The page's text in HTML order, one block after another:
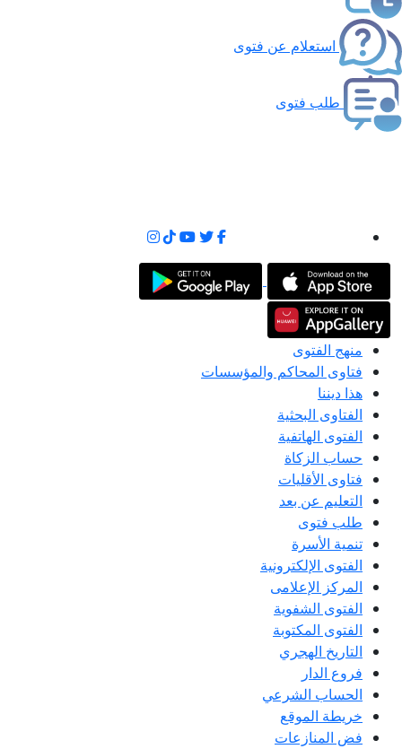
استعلام عن فتوى
طلب فتوى
منهج الفتوى
فتاوى المحاكم والمؤسسات
هذا ديننا
الفتاوى البحثية
الفتوى الهاتفية
حساب الزكاة
فتاوى الأقليات
التعليم عن بعد
طلب فتوى
تنمية الأسرة
الفتوى الإلكترونية
المركز الإعلامى
الفتوى الشفوية
الفتوى المكتوبة
التاريخ الهجري
فروع الدار
الحساب الشرعي
خريطة الموقع
فض المنازعات